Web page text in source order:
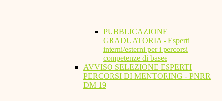
PUBBLICAZIONE
GRADUATORIA - Esperti
interni/esterni per i percorsi
competenze di basee
AVVISO SELEZIONE ESPERTI
PERCORSI DI MENTORING - PNRR
DM 19